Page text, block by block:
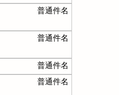
普通件名
普通件名
普通件名
普通件名